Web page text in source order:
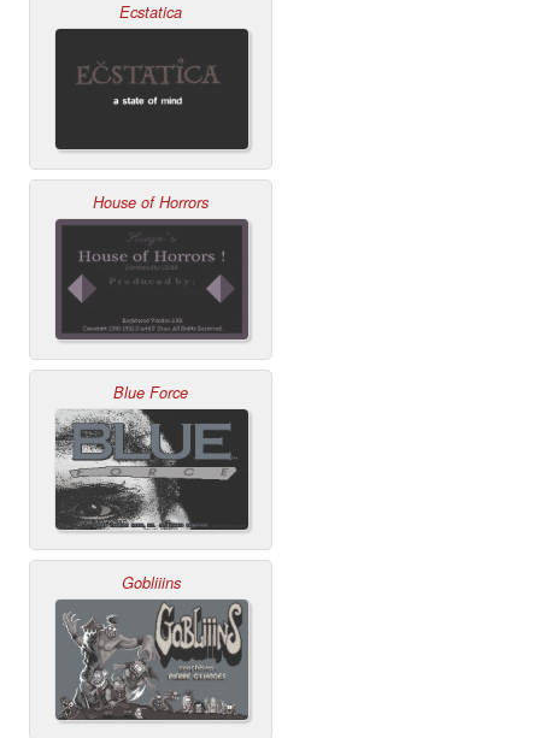
Ecstatica
House of Horrors
Blue Force
Gobliiins